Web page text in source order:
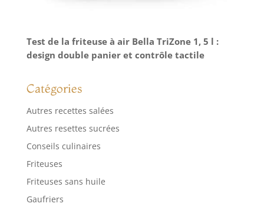
Test de la friteuse à air Bella TriZone 1, 5 l :
design double panier et contrôle tactile
Catégories
Autres recettes salées
Autres resettes sucrées
Conseils culinaires
Friteuses
Friteuses sans huile
Gaufriers